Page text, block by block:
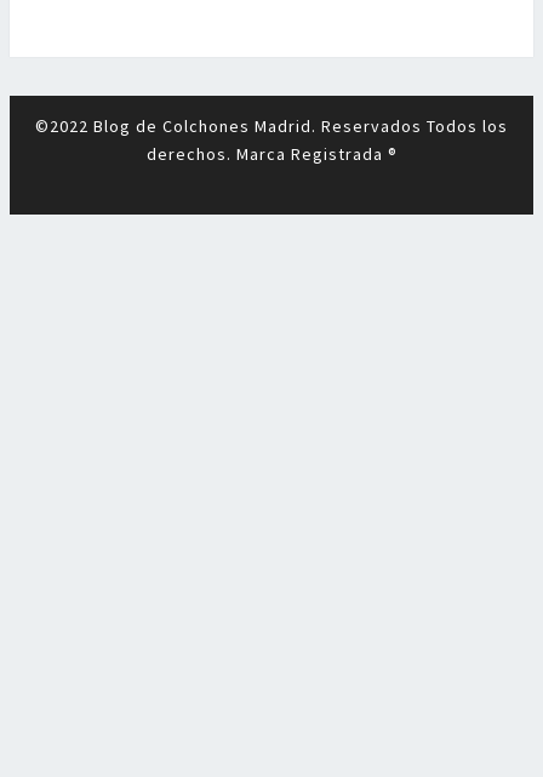
©2022 Blog de Colchones Madrid. Reservados Todos los
derechos. Marca Registrada ®